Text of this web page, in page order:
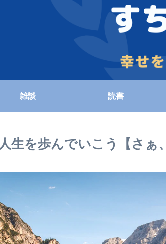
雑談 読書
生を歩んでいこう【さぁ